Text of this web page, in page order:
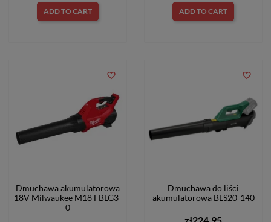
ADD TO CART ADD TO CART
Dmuchawa akumulatorowa
18V Milwaukee M18 FBLG3-
0
favorite_border
Dmuchawa do liści
akumulatorowa BLS20-140
favorite_border